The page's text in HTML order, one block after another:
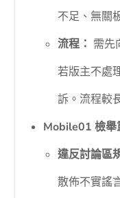
不足、無關
流程： 需先
若版主不處
訴。流程較
Mobile01 檢舉
違反討論區
散佈不實謠